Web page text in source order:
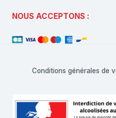
NOUS ACCEPTONS :
Conditions générales de